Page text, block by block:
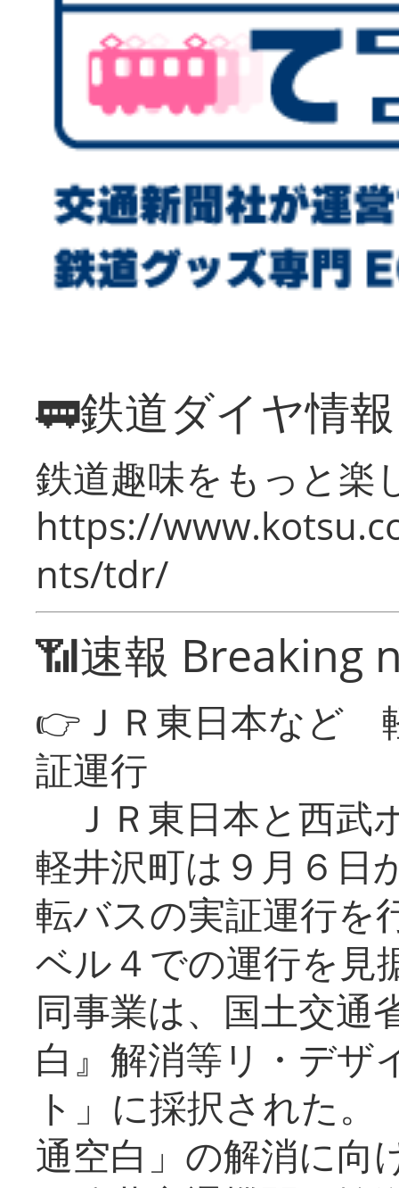
🚃鉄道ダイヤ情
鉄道趣味をもっと楽
https://
nts/tdr/
📶速報 Breaking
👉ＪＲ東日本など
証運行
ＪＲ東日本と西武
軽井沢町は９月６日
転バスの実証運行を
ベル４での運行を見
同事業は、国土交通
白』解消等リ・デザ
ト」に採択された
通空白」の解消に向